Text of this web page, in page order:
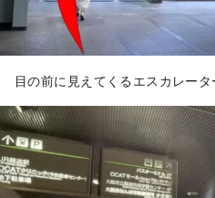
目の前に見えてくるエスカレータ